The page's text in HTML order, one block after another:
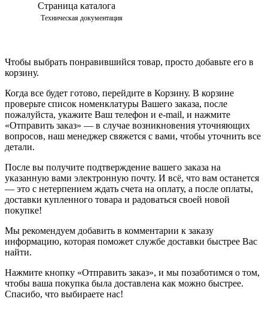
Страница каталога
Техническая документация
Чтобы выбрать понравившийся товар, просто добавьте его в
корзину.
Когда все будет готово, перейдите в Корзину. В корзине
проверьте список номенклатуры Вашего заказа, после
пожалуйста, укажите Ваш телефон и e-mail, и нажмите
«Отправить заказ» — в случае возникновения уточняющих
вопросов, наш менеджер свяжется с вами, чтобы уточнить все
детали.
После вы получите подтверждение вашего заказа на
указанную вами электронную почту. И всё, что вам останется
— это с нетерпением ждать счета на оплату, а после оплаты,
доставки купленного товара и радоваться своей новой
покупке!
Мы рекомендуем добавить в комментарии к заказу
информацию, которая поможет службе доставки быстрее Вас
найти.
Нажмите кнопку «Отправить заказ», и мы позаботимся о том,
чтобы ваша покупка была доставлена как можно быстрее.
Спасибо, что выбираете нас!